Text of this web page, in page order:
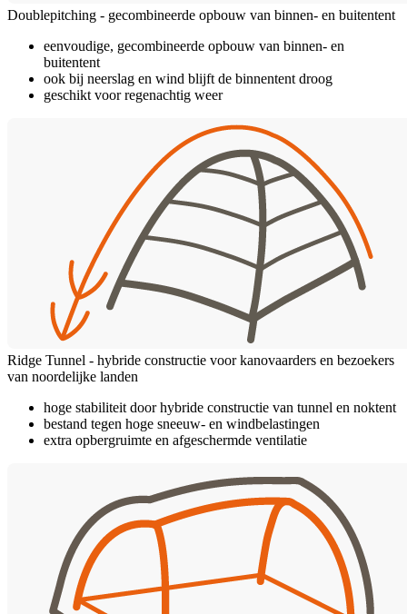
Doublepitching - gecombineerde opbouw van binnen- en buitentent
eenvoudige, gecombineerde opbouw van binnen- en
buitentent
ook bij neerslag en wind blijft de binnentent droog
geschikt voor regenachtig weer
Ridge Tunnel - hybride constructie voor kanovaarders en bezoekers
van noordelijke landen
hoge stabiliteit door hybride constructie van tunnel en noktent
bestand tegen hoge sneeuw- en windbelastingen
extra opbergruimte en afgeschermde ventilatie